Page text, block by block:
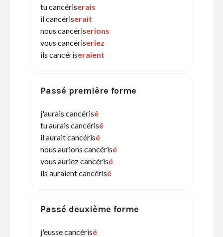
tu cancériserais
il cancériserait
nous cancériserions
vous cancériseriez
ils cancériseraient
Passé première forme
j'aurais cancérisé
tu aurais cancérisé
il aurait cancérisé
nous aurions cancérisé
vous auriez cancérisé
ils auraient cancérisé
Passé deuxième forme
j'eusse cancérisé